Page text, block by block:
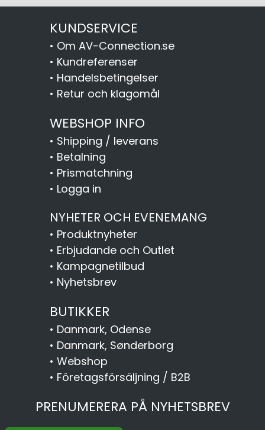
KUNDSERVICE
• Om AV-Connection.se
• Kundreferenser
• Handelsbetingelser
• Retur och klagomål
WEBSHOP INFO
• Shipping / leverans
• Betalning
• Prismatchning
• Logga in
NYHETER OCH EVENEMANG
• Produktnyheter
• Erbjudande och Outlet
• Kampagnetilbud
• Nyhetsbrev
BUTIKKER
• Danmark, Odense
• Danmark, Sønderborg
• Webshop
• Företagsförsäljning / B2B
PRENUMERERA PÅ NYHETSBREV